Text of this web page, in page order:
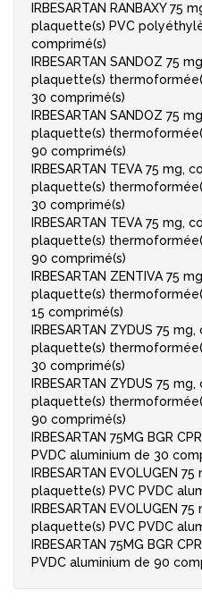
IRBESARTAN RANBAXY
plaquette(s) PVC
comprimé(s)
IRBESARTAN SANDOZ 75
plaquette(s)
30 comprimé(s)
IRBESARTAN SANDOZ 75
plaquette(s)
90 comprimé(s)
IRBESARTAN TEVA 75 mg,
plaquette(s)
30 comprimé(s)
IRBESARTAN TEVA 75 mg,
plaquette(s)
90 comprimé(s)
IRBESARTAN ZENTIVA 75
plaquette(s)
15 comprimé(s)
IRBESARTAN ZYDUS 75
plaquette(s)
30 comprimé(s)
IRBESARTAN ZYDUS 75
plaquette(s)
90 comprimé(s)
IRBESARTAN 75MG BGR
PVDC aluminium de 30
IRBESARTAN EVOLUGEN
plaquette(s) PVC PVDC
IRBESARTAN EVOLUGEN
plaquette(s) PVC PVDC
IRBESARTAN 75MG BGR
PVDC aluminium de 90